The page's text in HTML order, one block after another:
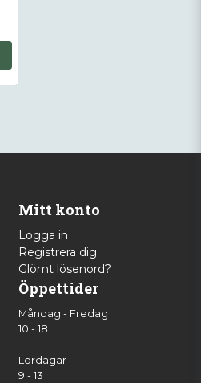
Mitt konto
Logga in
Registrera dig
Glömt lösenord?
Öppettider
Måndag - Fredag
10 - 18
Lördagar
9 - 13